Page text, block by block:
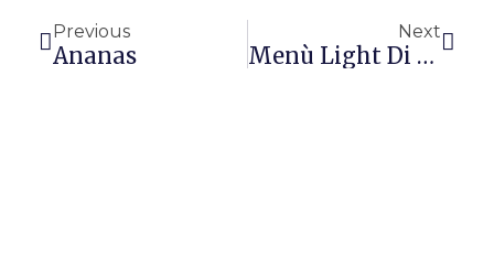
Previous
Ananas
Next
Menù Light Di Pasqua